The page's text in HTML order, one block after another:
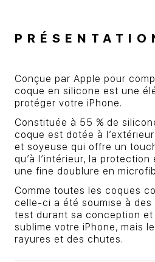
Conçue par Apple pour
coque en silicone est une
protéger votre iPhone.
Constituée à 55 % de
coque est dotée à
et soyeuse qui offre un
qu’à l’intérieur, la
une fine doublure en
Comme toutes les coques
celle‑ci a été soumise à des
test durant sa conception et
sublime votre iPhone, mais
rayures et des chutes.